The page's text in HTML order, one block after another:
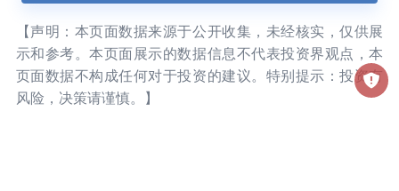
【声明：本页面数据来源于公开收集，未经核实，仅供展
示和参考。本页面展示的数据信息不代表投资界观点，本
页面数据不构成任何对于投资的建议。特别提示：投资有
风险，决策请谨慎。】